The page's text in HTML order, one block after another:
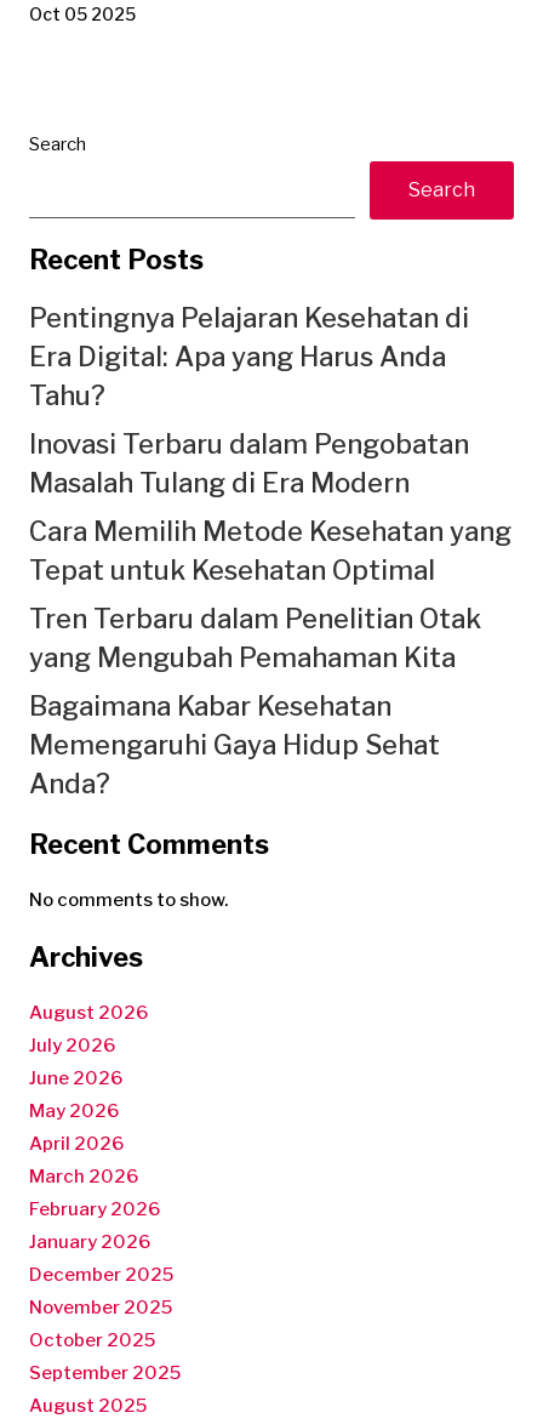
Oct 05 2025
Search
Search
Recent Posts
Pentingnya Pelajaran Kesehatan di
Era Digital: Apa yang Harus Anda
Tahu?
Inovasi Terbaru dalam Pengobatan
Masalah Tulang di Era Modern
Cara Memilih Metode Kesehatan yang
Tepat untuk Kesehatan Optimal
Tren Terbaru dalam Penelitian Otak
yang Mengubah Pemahaman Kita
Bagaimana Kabar Kesehatan
Memengaruhi Gaya Hidup Sehat
Anda?
Recent Comments
No comments to show.
Archives
August 2026
July 2026
June 2026
May 2026
April 2026
March 2026
February 2026
January 2026
December 2025
November 2025
October 2025
September 2025
August 2025